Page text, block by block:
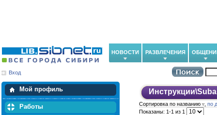
НОВОСТИ РАЗВЛЕЧЕНИЯ
Вход
Мой профиль
Мои закладки
Работы
Инструкции\
Сортировка по названию
по
Показаны: 1-1 из 1